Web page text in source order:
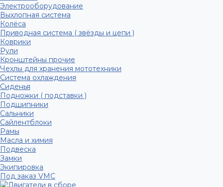
Электрооборудование
Выхлопная система
Колёса
Приводная система ( звёзды и цепи )
Коврики
Рули
Кронштейны прочие
Чехлы для хранения мототехники
Система охлаждения
Сиденья
Подножки ( подставки )
Подшипники
Сальники
Сайлентблоки
Рамы
Масла и химия
Подвеска
Замки
Экипировка
Под заказ VMC